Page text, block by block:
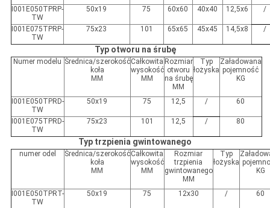
I001E050TPRP-
TW
50x19 75 60x60 40x40 12,5x6 /
I001E075TPRP-
TW
75x23 101 65x65 45x45 14,5x8 /
Typ otworu na śrubę
Numer modelu Średnica/szerokość
koła
MM
Całkowita
wysokość
MM
Rozmiar
otworu
na śrubę
MM
Typ
łożyska
Załadowana
pojemność
KG
I001E050TPR D-
TW
50x19 75 12,5 / 60
I001E075TPRD-
TW
75x23 101 12,5 / 80
Typ trzpienia gwintowanego
numer odel
Średnica/szerokość
koła
MM
Całkowita
wysokość
MM
Rozmiar
trzpienia
gwintowanego
MM
Typ
łożyska
KG
I001E050TPRT-
TW
50x19 75 12x30 / 60